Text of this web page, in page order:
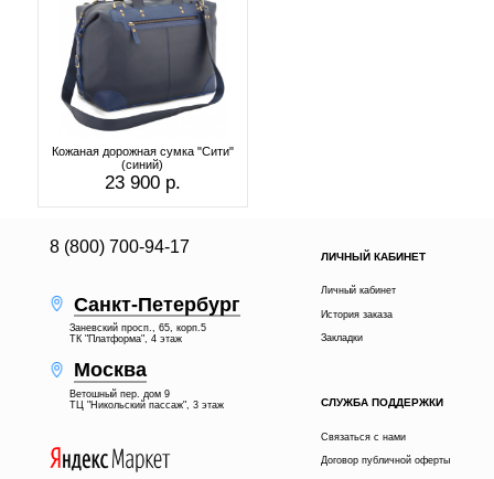
Кожаная дорожная сумка "Сити"
(синий)
23 900 р.
8 (800) 700-94-17
Санкт-Петербург
Заневский просп., 65, корп.5
ТК "Платформа", 4 этаж
Москва
Ветошный пер. дом 9
ТЦ "Никольский пассаж", 3 этаж
ЛИЧНЫЙ КАБИНЕТ
Личный кабинет
История заказа
Закладки
СЛУЖБА ПОДДЕРЖКИ
Связаться с нами
Договор публичной оферты